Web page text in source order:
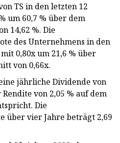
TS in den letzten 12
um 60,7 % über dem
14,62 %. Die
des Unternehmens in den
0,80x um 21,6 % über
von 0,66x.
jährliche Dividende von
von 2,05 % auf dem
Die
über vier Jahre beträgt 2,69